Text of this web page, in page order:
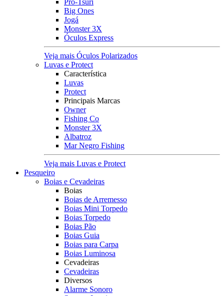
Pro-Tsuri
Big Ones
Jogá
Monster 3X
Óculos Express
Veja mais Óculos Polarizados
Luvas e Protect
Característica
Luvas
Protect
Principais Marcas
Owner
Fishing Co
Monster 3X
Albatroz
Mar Negro Fishing
Veja mais Luvas e Protect
Pesqueiro
Boias e Cevadeiras
Boias
Boias de Arremesso
Boias Mini Torpedo
Boias Torpedo
Boias Pão
Boias Guia
Boias para Carpa
Boias Luminosa
Cevadeiras
Cevadeiras
Diversos
Alarme Sonoro